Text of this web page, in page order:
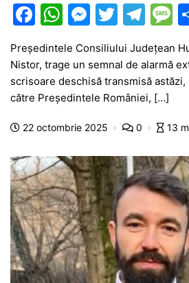
F
a
c
e
b
o
k
W
at
s
A
p
M
e
s
s
e
n
er
T
w
itt
er
T
e
gr
a
m
s
s
g
Președintele Consiliului Județean
Nistor, trage un semnal de alarmă
scrisoare deschisă transmisă
către Președintele României, […]
22 octombrie 2025 0 13